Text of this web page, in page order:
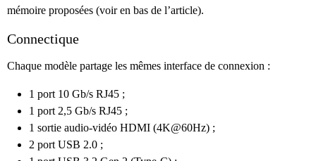
mémoire proposées (voir en bas de l’article).
Connectique
Chaque modèle partage les mêmes interface de connexion :
1 port 10 Gb/s RJ45 ;
1 port 2,5 Gb/s RJ45 ;
1 sortie audio-vidéo HDMI (4K@60Hz) ;
2 port USB 2.0 ;